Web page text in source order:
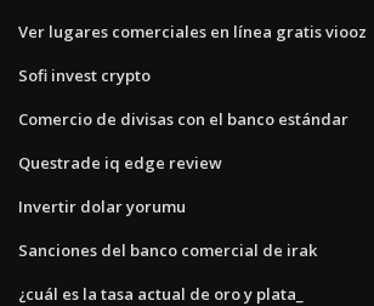
Ver lugares comerciales en línea gratis viooz
Sofi invest crypto
Comercio de divisas con el banco estándar
Questrade iq edge review
Invertir dolar yorumu
Sanciones del banco comercial de irak
¿cuál es la tasa actual de oro y plata_